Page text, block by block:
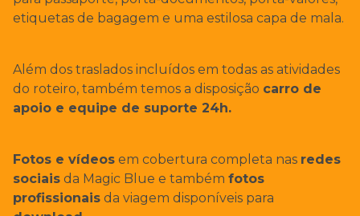
etiquetas de bagagem e uma estilosa capa de mala.
Além dos traslados incluídos em todas as atividades
do roteiro, também temos a disposição carro de
apoio e equipe de suporte 24h.
Fotos e vídeos em cobertura completa nas redes
sociais da Magic Blue e também fotos
profissionais da viagem disponíveis para